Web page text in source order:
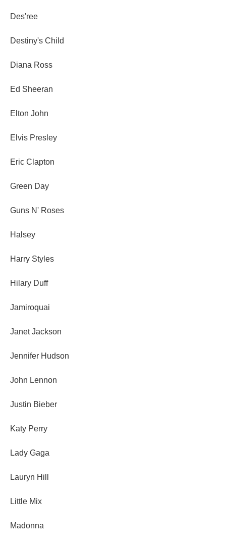
Des'ree
Destiny's Child
Diana Ross
Ed Sheeran
Elton John
Elvis Presley
Eric Clapton
Green Day
Guns N' Roses
Halsey
Harry Styles
Hilary Duff
Jamiroquai
Janet Jackson
Jennifer Hudson
John Lennon
Justin Bieber
Katy Perry
Lady Gaga
Lauryn Hill
Little Mix
Madonna